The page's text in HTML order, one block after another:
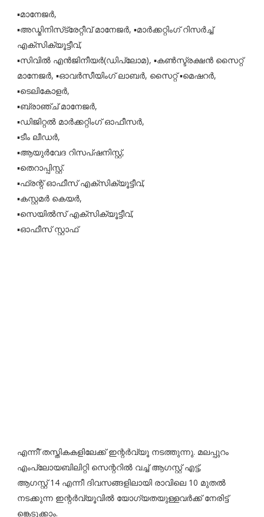
▪️മാനേജര്‍,
▪️അഡ്മിനിസ്‌ട്രേറ്റീവ് മാനേജര്‍, ▪️മാര്‍ക്കറ്റിംഗ് റിസര്‍ച്ച്
എക്‌സിക്യൂട്ടീവ്,
▪️സിവില്‍ എന്‍ജിനീയര്‍(ഡിപ്ലോമ), ▪️കണ്‍സ്ട്രക്ഷന്‍ സൈറ്റ്
മാനേജര്‍, ▪️ഓവര്‍സീയിംഗ് ലാബര്‍, സൈറ്റ് ▪️മെഷറര്‍,
▪️ടെലികോളര്‍,
▪️ബ്രാഞ്ച് മാനേജര്‍,
▪️ഡിജിറ്റല്‍ മാര്‍ക്കറ്റിംഗ് ഓഫീസര്‍,
▪️ടീം ലീഡര്‍,
▪️ആയുര്‍വേദ റിസപ്ഷനിസ്റ്റ്,
▪️തെറാപ്പിസ്റ്റ്.
▪️ഫ്രന്റ് ഓഫീസ് എക്‌സിക്യൂട്ടീവ്,
▪️കസ്റ്റമര്‍ കെയര്‍,
▪️സെയില്‍സ് എക്‌സിക്യൂട്ടീവ്,
▪️ഓഫീസ് സ്റ്റാഫ്
എന്നീ് തസ്തികകളിലേക്ക് ഇന്റര്‍വ്യൂ നടത്തുന്നു. മലപ്പുറം
എംപ്ലോയബിലിറ്റി സെന്ററില്‍ വച്ച് ആഗസ്റ്റ് എട്ട്,
ആഗസ്റ്റ് 14 എന്നീ ദിവസങ്ങളിലായി രാവിലെ 10 മുതല്‍
നടക്കുന്ന ഇന്റര്‍വ്യൂവില്‍ യോഗ്യതയുള്ളവര്‍ക്ക് നേരിട്ട്
ങ്കെടുക്കാം.